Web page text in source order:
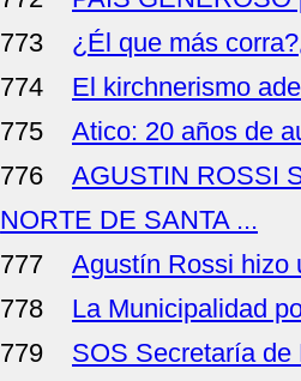
773
¿Él que más
774
El kirchnerismo
775
Atico: 20 años de
776
AGUSTIN ROSSI
NORTE DE SANTA ...
777
Agustín Rossi hizo
778
La Municipalidad
779
SOS Secretaría